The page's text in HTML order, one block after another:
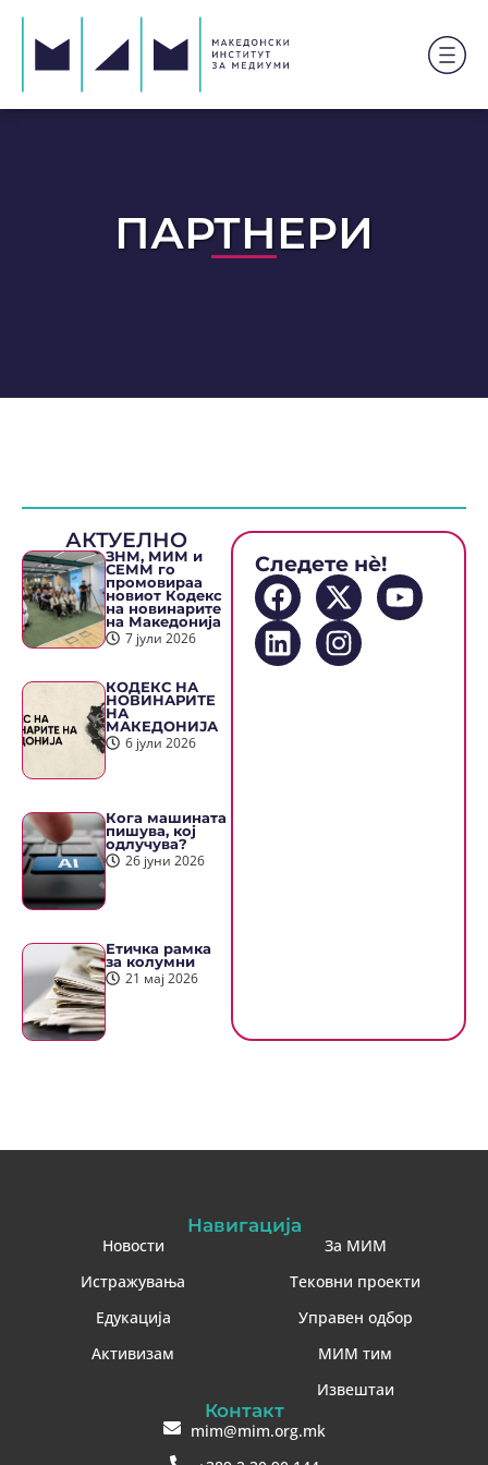
ПАРТНЕРИ
АКТУЕЛНО
ЗНМ, МИМ и
СЕММ го
промовираа
новиот Кодекс
на новинарите
на Македонија
7 јули 2026
КОДЕКС НА
НОВИНАРИТЕ
НА
МАКЕДОНИЈА
6 јули 2026
Кога машината
пишува, кој
одлучува?
26 јуни 2026
Етичка рамка
за колумни
21 мај 2026
Следете нè!
Навигација
Новости
Истражувања
Едукација
Активизам
За МИМ
Тековни проекти
Управен одбор
МИМ тим
Извештаи
Контакт
mim@mim.org.mk